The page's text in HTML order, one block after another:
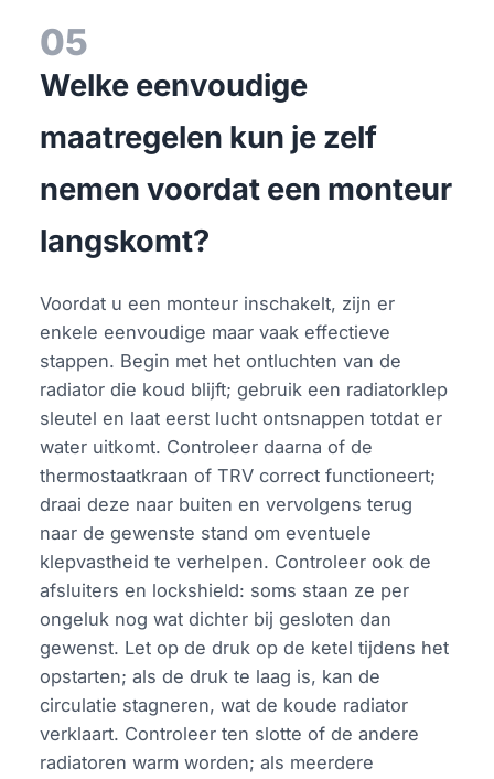
05
Welke eenvoudige
maatregelen kun je zelf
nemen voordat een monteur
langskomt?
Voordat u een monteur inschakelt, zijn er
enkele eenvoudige maar vaak effectieve
stappen. Begin met het ontluchten van de
radiator die koud blijft; gebruik een radiatorklep
sleutel en laat eerst lucht ontsnappen totdat er
water uitkomt. Controleer daarna of de
thermostaatkraan of TRV correct functioneert;
draai deze naar buiten en vervolgens terug
naar de gewenste stand om eventuele
klepvastheid te verhelpen. Controleer ook de
afsluiters en lockshield: soms staan ze per
ongeluk nog wat dichter bij gesloten dan
gewenst. Let op de druk op de ketel tijdens het
opstarten; als de druk te laag is, kan de
circulatie stagneren, wat de koude radiator
verklaart. Controleer ten slotte of de andere
radiatoren warm worden; als meerdere